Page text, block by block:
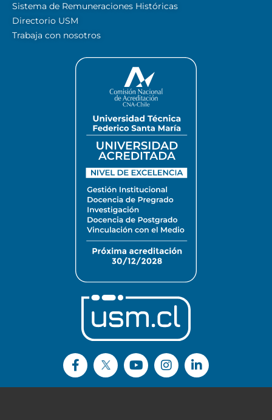
Sistema de Remuneraciones Históricas
Directorio USM
Trabaja con nosotros